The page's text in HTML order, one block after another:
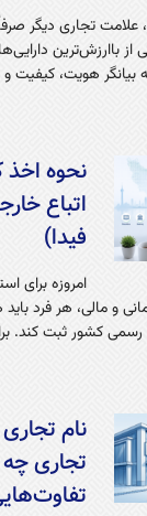
علامت تجاری دیگر
باارزش‌ترین
هویت، کیفیت
نحوه اخذ
اتباع
فیدا)
امروزه برای
و مالی، هر فرد
رسمی کشور ثبت کند.
نام
تجاری چه